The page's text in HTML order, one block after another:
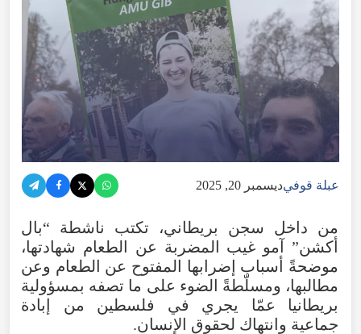
عبلة قوفيديسمبر 20, 2025
من داخل سجن بريطاني، تكتب ناشطة “بال
أكشن” آمو غيب المضربة عن الطعام شهادتها،
موضحةً أسباب إضرابها المفتوح عن الطعام وعن
مطالبها، ومسلّطةً الضوء على ما تصفه بمسؤولية
بريطانيا عمّا يجري في فلسطين من إبادة
جماعية وانتهاك لحقوق الإنسان.